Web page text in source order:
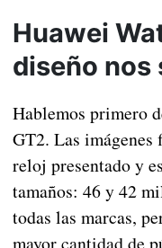
Huawei
diseño nos
Hablemos primero
GT2. Las imágenes
reloj presentado y
tamaños: 46 y 42
todas las marcas,